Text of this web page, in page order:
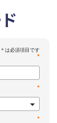
*
*
*